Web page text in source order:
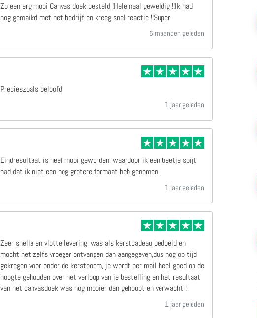
Zo een erg mooi Canvas doek besteld !Helemaal geweldig !!Ik had
nog gemaikd met het bedrijf en kreeg snel reactie !!Super
6 maanden geleden
Precieszoals beloofd
1 jaar geleden
Eindresultaat is heel mooi geworden, waardoor ik een beetje spijt
had dat ik niet een nog grotere formaat heb genomen.
1 jaar geleden
Zeer snelle en vlotte levering, was als kerstcadeau bedoeld en
mocht het zelfs vroeger ontvangen dan aangegeven,dus nog op tijd
gekregen voor onder de kerstboom, je wordt per mail heel goed op de
hoogte gehouden over het verloop van je bestelling en het resultaat
van het canvasdoek was nog mooier dan gehoopt en verwacht !
1 jaar geleden